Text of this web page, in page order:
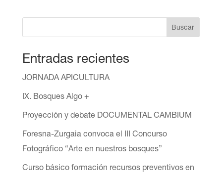
Buscar
Entradas recientes
JORNADA APICULTURA
IX. Bosques Algo +
Proyección y debate DOCUMENTAL CAMBIUM
Foresna-Zurgaia convoca el III Concurso
Fotográfico “Arte en nuestros bosques”
Curso básico formación recursos preventivos en